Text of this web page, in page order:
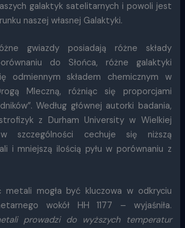
galaktyk satelitarnych i powoli jest
naszej własnej Galaktyki.
gwiazdy posiadają różne składy
do Słońca, różne galaktyki
odmiennym składem chemicznym w
Mleczną, różniąc się proporcjami
Według głównej autorki badania,
z Durham University w Wielkiej
szczególności cechuje się niższą
i mniejszą ilością pyłu w porównaniu z
metali mogła być kluczowa w odkryciu
wokół HH 1177 – wyjaśniła.
prowadzi do wyższych temperatur